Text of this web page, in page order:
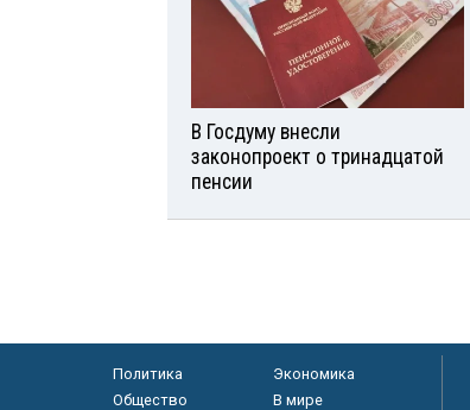
В Госдуму внесли
законопроект о тринадцатой
пенсии
Политика
Экономика
Общество
В мире